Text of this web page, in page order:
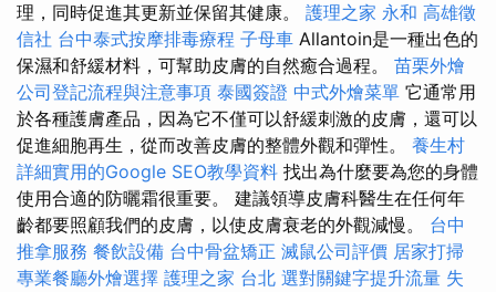
理，同時促進其更新並保留其健康。 護理之家 永和 高雄徵
信社 台中泰式按摩排毒療程 子母車 Allantoin是一種出色的
保濕和舒緩材料，可幫助皮膚的自然癒合過程。 苗栗外燴
公司登記流程與注意事項 泰國簽證 中式外燴菜單 它通常用
於各種護膚產品，因為它不僅可以舒緩刺激的皮膚，還可以
促進細胞再生，從而改善皮膚的整體外觀和彈性。 養生村
詳細實用的Google SEO教學資料 找出為什麼要為您的身體
使用合適的防曬霜很重要。 建議領導皮膚科醫生在任何年
齡都要照顧我們的皮膚，以使皮膚衰老的外觀減慢。 台中
推拿服務 餐飲設備 台中骨盆矯正 滅鼠公司評價 居家打掃
專業餐廳外燴選擇 護理之家 台北 選對關鍵字提升流量 失